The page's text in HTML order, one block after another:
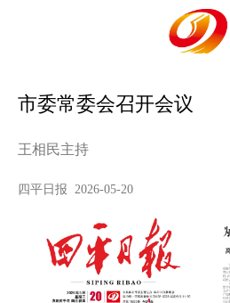
市委常委会召开会议
王相民主持
四平日报 2026-05-20